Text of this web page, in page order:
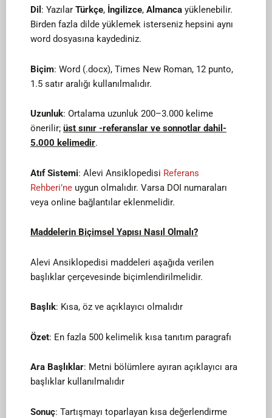
Dil : Yazılar Türkçe, İngilizce, Almanca yüklenebilir.
Birden fazla dilde yüklemek isterseniz hepsini aynı
word dosyasına kaydediniz.
Biçim: Word (.docx), Times New Roman, 12 punto,
1.5 satır aralığı kullanılmalıdır.
Uzunluk: Ortalama uzunluk 200–3.000 kelime
önerilir; üst sınır -referanslar ve sonnotlar dahil-
5.000 kelimedir.
Atıf Sistemi: Alevi Ansiklopedisi Referans
Rehberi’ne uygun olmalıdır. Varsa DOI numaraları
veya online bağlantılar eklenmelidir.
Maddelerin Biçimsel Yapısı Nasıl Olmalı?
Alevi Ansiklopedisi maddeleri aşağıda verilen
başlıklar çerçevesinde biçimlendirilmelidir.
Başlık: Kısa, öz ve açıklayıcı olmalıdır
Özet: En fazla 500 kelimelik kısa tanıtım paragrafı
Ara Başlıklar: Metni bölümlere ayıran açıklayıcı ara
başlıklar kullanılmalıdır
Sonuç: Tartışmayı toparlayan kısa değerlendirme